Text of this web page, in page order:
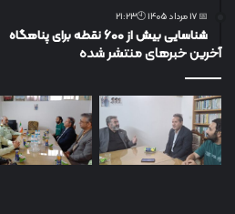
📅 17 مرداد 1405 🕙21:23
شناسایی بیش از ۶۰۰ نقطه برای پناهگاه
آخرین خبرهای منتشر شده